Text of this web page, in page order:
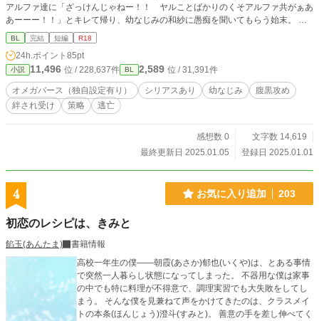
アルファ達に「ざっけんじゃねー！！ ヤルことばかりのくそアルファ共がぁあ
あーーー！！」とキレて帰り、幼なじみの和紗に愚痴を聞いてもらう始末。 発
情期が近いからと、帰りに寄った病院で判明した事実に、衝撃と怒りが込み上げ
て――。 ※攻めがけっこうなクズです。でも本人はそれに気が付いていない
し、むしろ正当なことだと思っています。 同意なく薬を服用させる描写があり
ますので、不快になる方はブラウザバックをお願いします。
BL 完結 短編 R18
24h.ポイント 85pt
小説 11,496 位 / 228,637件 BL 2,589 位 / 31,391件
オメガバース（独自設定有り） シリアスあり 幼なじみ
腹黒攻め
絆され受け
策略 逃亡
感想数 0
文字数 14,619
最終更新日 2025.01.05
登録日 2025.01.01
4 お気に入り追加 203
初恋のレシピは、きみと
餡玉(あんたま)
書籍情報
高校一年生の僕——朝霞(あさか)郁也(いくや)は、とある事情
で突然一人暮らし状態になってしまった。 不器用な僕は家事
の中でも特に料理が不得意で、調理実習でも大失敗をしてし
まう。 そんな僕を見兼ねて声をかけてきたのは、クラスメイ
トの本条(ほんじょう)澄斗(すみと)。 善意の手を差し伸べてく